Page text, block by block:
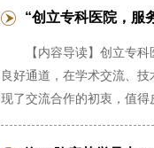
“创立专科医院，服
【内容导读】创立专
良好通道，在学术交流、
现了交流合作的初衷，值得